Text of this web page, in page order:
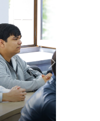
Next